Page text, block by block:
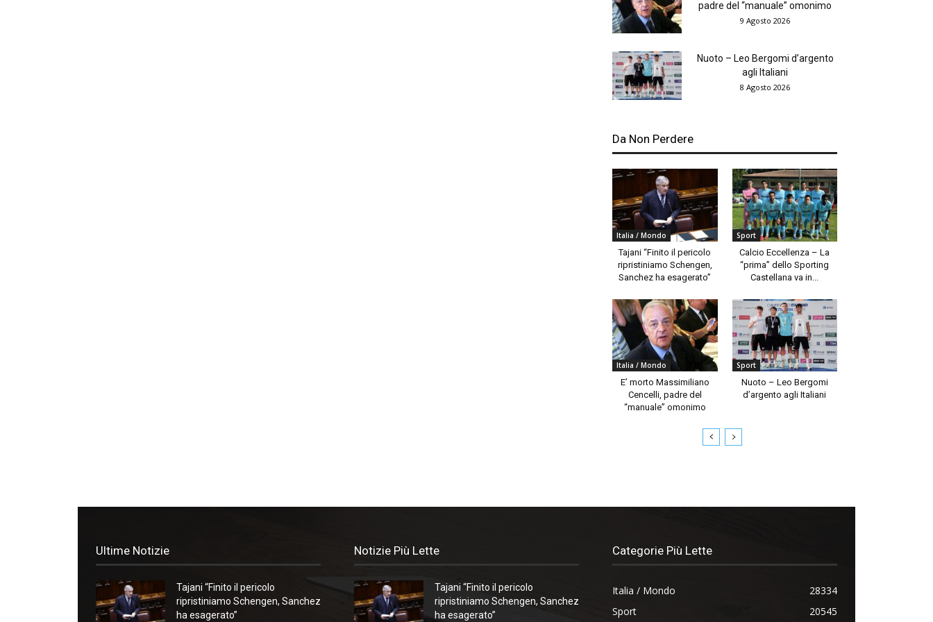
padre del “manuale” omonimo
9 Agosto 2026
Nuoto – Leo Bergomi d’argento
agli Italiani
8 Agosto 2026
Da Non Perdere
Italia / Mondo
Tajani “Finito il pericolo
ripristiniamo Schengen,
Sanchez ha esagerato”
Sport
Calcio Eccellenza – La
“prima” dello Sporting
Castellana va in...
Italia / Mondo
E’ morto Massimiliano
Cencelli, padre del
“manuale” omonimo
Sport
Nuoto – Leo Bergomi
d’argento agli Italiani
Ultime Notizie
Tajani “Finito il pericolo
ripristiniamo Schengen, Sanchez
ha esagerato”
Notizie Più Lette
Tajani “Finito il pericolo
ripristiniamo Schengen, Sanchez
ha esagerato”
Categorie Più Lette
Italia / Mondo
28334
Sport
20545